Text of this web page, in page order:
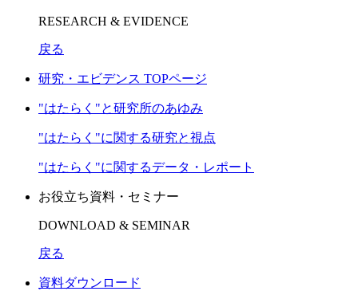
RESEARCH & EVIDENCE
戻る
研究・エビデンス TOPページ
"はたらく"と研究所のあゆみ
"はたらく"に関する研究と視点
"はたらく"に関するデータ・レポート
お役立ち資料・セミナー
DOWNLOAD & SEMINAR
戻る
資料ダウンロード